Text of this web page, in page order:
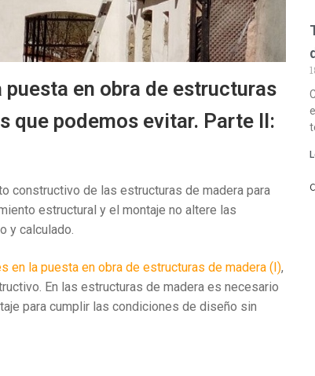
en obra de estructuras
que podemos evitar. Parte II:
constructivo de las estructuras de madera para
estructural y el montaje no altere las
y calculado.
en la puesta en obra de estructuras de madera (I),
En las estructuras de madera es necesario
para cumplir las condiciones de diseño sin